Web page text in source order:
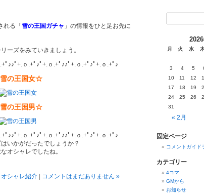
れる「 雪の王国ガチャ 」の情報をひと足お先に
ーズをみていきましょう。
ﾟ♪♪ﾟ+.ｏ.+ﾟ♪ﾟ+.ｏ.+ﾟ♪♪ﾟ+.ｏ.+ﾟ♪ﾟ+.ｏ.+ﾟ♪
の王国女☆
の王国男☆
ﾟ♪♪ﾟ+.ｏ.+ﾟ♪ﾟ+.ｏ.+ﾟ♪♪ﾟ+.ｏ.+ﾟ♪ﾟ+.ｏ.+ﾟ♪
いかがだったでしょうか？
オシャレでしたね。
オシャレ紹介 コメントはまだありません »
月 火 水
« 2月
3
4 5
10
11 12
17
18 19
24
25 26
31
固定ページ
コメントガイド
カテゴリー
4コマ
GMから
お知らせ